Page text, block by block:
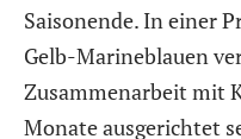
Saisonende. In einer
Gelb-Marineblauen
Zusammenarbeit mit
Monate ausgerichtet